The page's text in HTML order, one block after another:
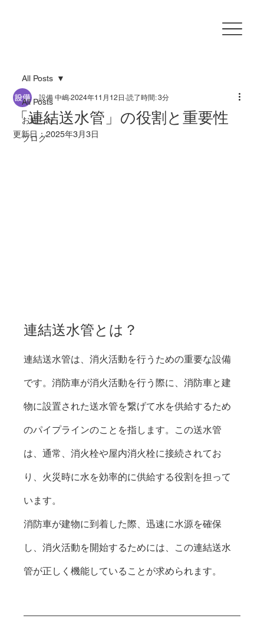
All Posts
お知らせ
ブログ
All Posts
「連結送水管」の役割と重要性
設備 中嶋 2024年11月12日 読了時間: 3分
更新日：2025年3月3日
連結送水管とは？
連結送水管は、消火活動を行うための重要な設備
です。消防車が消火活動を行う際に、消防車と建
物に設置された送水管を繋げて水を供給するため
のパイプラインのことを指します。この送水管
は、通常、消火栓や屋内消火栓に接続されてお
り、火災時に水を効率的に供給する役割を担って
います。
消防車が建物に到着した際、迅速に水源を確保
し、消火活動を開始するためには、この連結送水
管が正しく機能していることが求められます。